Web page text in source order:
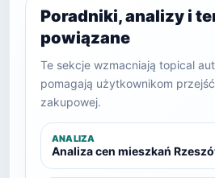
Poradniki, analizy i
powiązane
Te sekcje wzmacniają topical
pomagają użytkownikom
zakupowej.
ANALIZA
Analiza cen mieszkań